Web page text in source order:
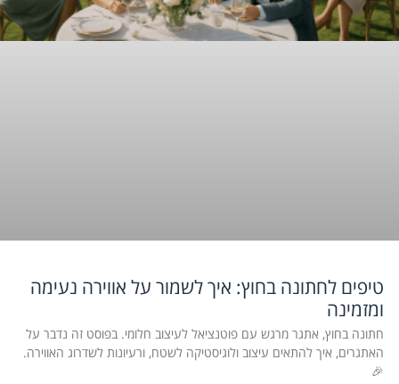
טיפים לחתונה בחוץ: איך לשמור על אווירה נעימה
ומזמינה
חתונה בחוץ, אתגר מרגש עם פוטנציאל לעיצוב חלומי. בפוסט זה נדבר על
האתגרים, איך להתאים עיצוב ולוגיסטיקה לשטח, ורעיונות לשדרוג האווירה.
🎉